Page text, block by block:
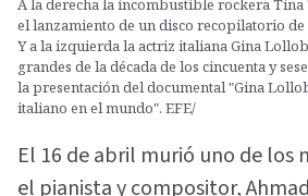
A la derecha la incombustible rockera Tina
el lanzamiento de un disco recopilatorio
Y a la izquierda la actriz italiana Gina
grandes de la década de los cincuenta y
la presentación del documental "Gina
italiano en el mundo". EFE/
El 16 de abril murió uno de los
el pianista y compositor,